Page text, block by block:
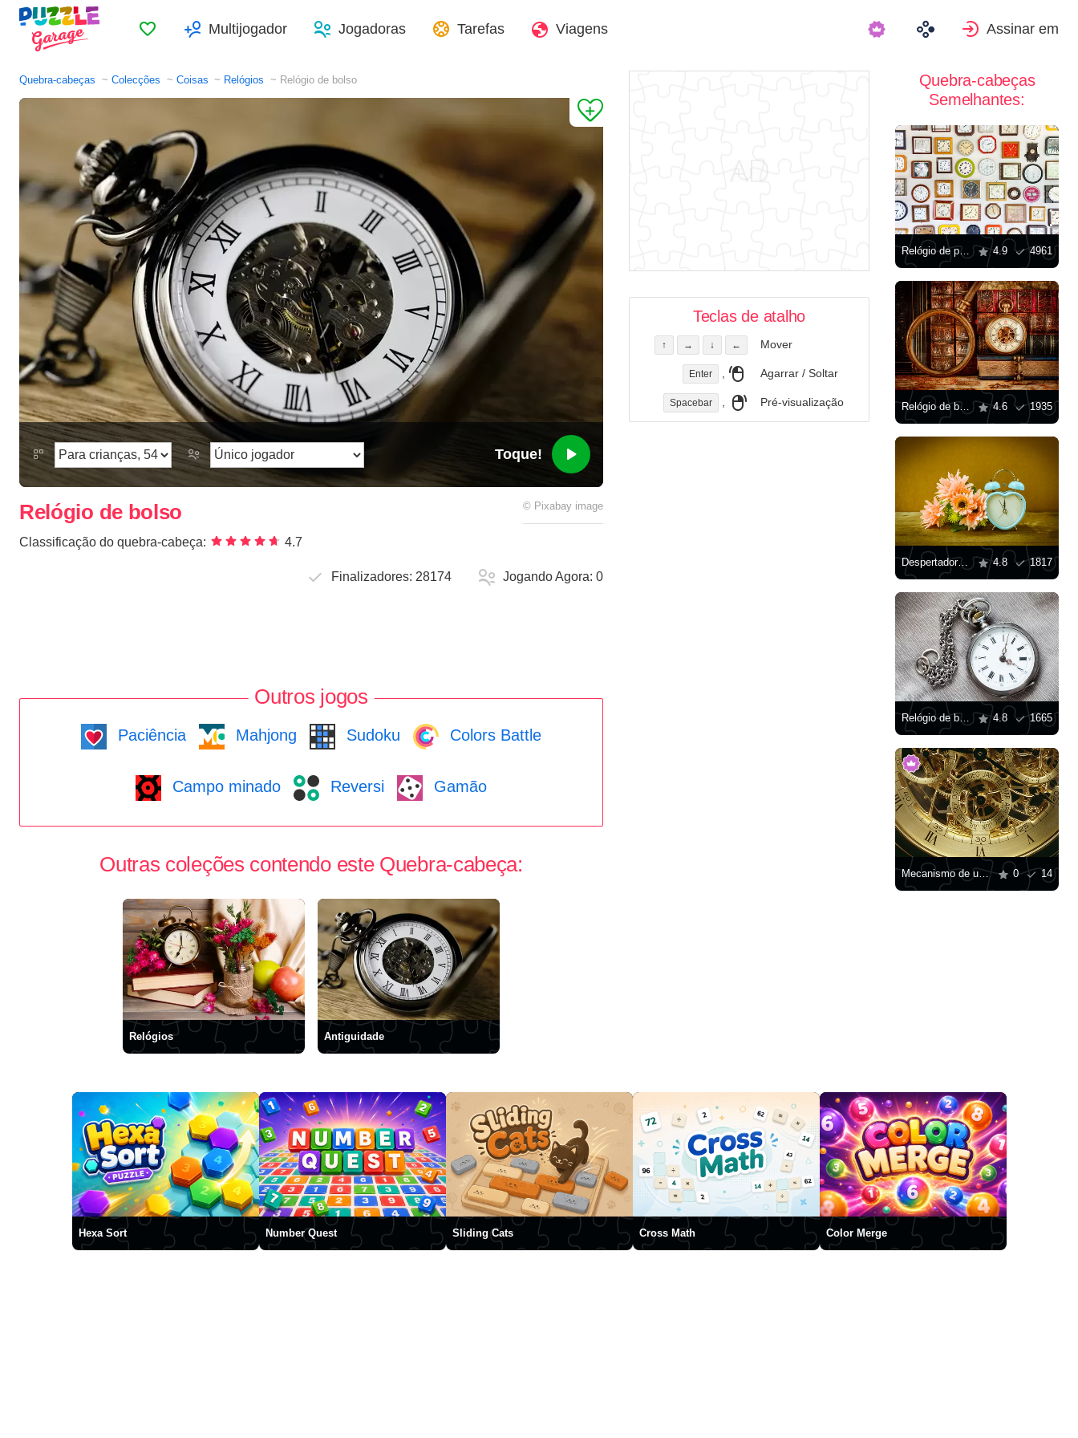
FavoritosMultijogador Jogadoras Tarefas Viagens Assinar em
Quebra-cabeças Colecções Coisas Relógios Relógio de bolso
Toque!
Relógio de bolso © Pixabay image
Classificação do quebra-cabeça: 4.7
Finalizadores: 28174 Jogando Agora: 0
Outros jogos
Paciência Mahjong Sudoku Colors Battle
Campo minado Reversi Gamão
Outras coleções contendo este Quebra-cabeça:
Relógios Antiguidade
Teclas de atalho
↑ → ↓ ← Mover
Enter , Agarrar / Soltar
Spacebar , Pré-visualização
Quebra-cabeças
Semelhantes:
Relógio de parede 4.9 4961
Relógio de bolso vintage no fundo de livros 4.6 1935
Despertador e buquê de flores 4.8 1817
Relógio de bolso com corrente 4.8 1665
Mecanismo de um relógio de ouro 0 14
Hexa Sort Number Quest Sliding Cats Cross Math Color Merge